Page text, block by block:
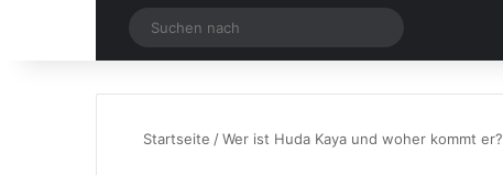
Zufälliger Artikel
nach
Startseite /Wer ist Huda Kaya und woher kommt er?